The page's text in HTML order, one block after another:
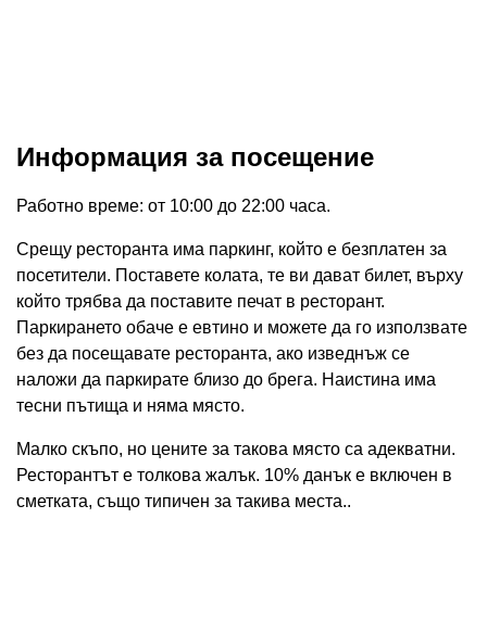
Информация за посещение
Работно време: от 10:00 до 22:00 часа.
Срещу ресторанта има паркинг, който е безплатен за
посетители. Поставете колата, те ви дават билет, върху
който трябва да поставите печат в ресторант.
Паркирането обаче е евтино и можете да го използвате
без да посещавате ресторанта, ако изведнъж се
наложи да паркирате близо до брега. Наистина има
тесни пътища и няма място.
Малко скъпо, но цените за такова място са адекватни.
Ресторантът е толкова жалък. 10% данък е включен в
сметката, също типичен за такива места..